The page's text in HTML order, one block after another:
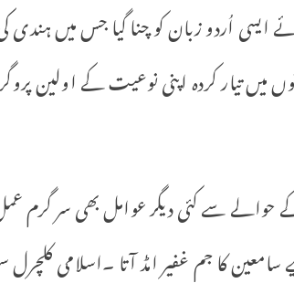
اُردو زبان کو چنا گیا جس میں ہندی
میں تیار کردہ اپنی نوعیت کے اولین
کے حوالے سے کئی دیگر عوامل بھی سر گرم
کا جم غفیر امڈ آتا ۔اسلامی